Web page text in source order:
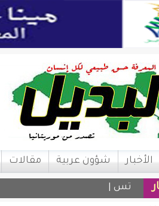
الأخبار شؤون عربية مقالات
تساقطات مطري |